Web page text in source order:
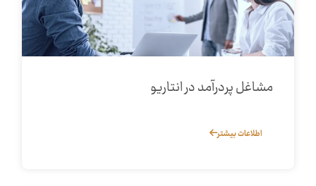
مشاغل پردرآمد در انتاریو
اطلاعات بیشتر